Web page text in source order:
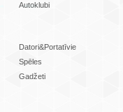
Autoklubi
Datori&Portatīvie
Spēles
Gadžeti